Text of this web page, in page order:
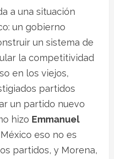
a una situación
un gobierno
un sistema de
la competitividad
en los viejos,
partidos
un partido nuevo
hizo Emmanuel
eso no es
partidos, y Morena,